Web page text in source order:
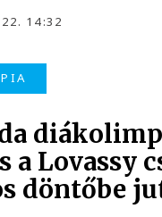
14:32
a Lovassy
döntőbe